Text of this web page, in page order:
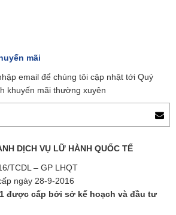
mãi
email để chúng tôi cập nhật tới Quý
khuyến mãi thường xuyên
DỊCH VỤ LỮ HÀNH QUỐC TẾ
TCDL – GP LHQT
ngày 28-9-2016
được cấp bởi sở kế hoạch và đầu tư